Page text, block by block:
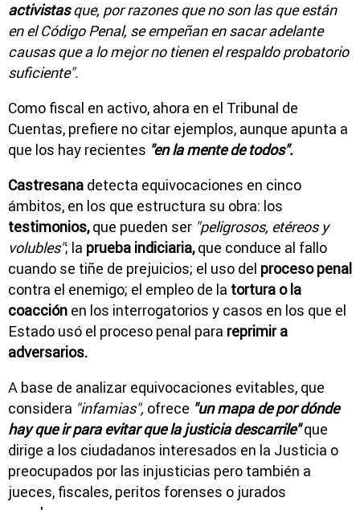
activistasque, por razones que no son las que están
en el Código Penal, se empeñan en sacar adelante
causas que a lo mejor no tienen el respaldo probatorio
suficiente".
Como fiscal en activo, ahora en el Tribunal de
Cuentas, prefiere no citar ejemplos, aunque apunta a
que los hay recientes "en la mente de todos".
Castresana detecta equivocaciones en cinco
ámbitos, en los que estructura su obra: los
testimonios,que pueden ser "peligrosos, etéreos y
volubles"; la prueba indiciaria,que conduce al fallo
cuando se tiñe de prejuicios; el uso del proceso penal
contra el enemigo; el empleo de la tortura o la
coacción en los interrogatorios y casos en los que el
Estado usó el proceso penal para reprimir a
adversarios.
A base de analizar equivocaciones evitables, que
considera "infamias", ofrece "un mapa de por dónde
hay que ir para evitar que la justicia descarrile" que
dirige a los ciudadanos interesados en la Justicia o
preocupados por las injusticias pero también a
jueces, fiscales, peritos forenses o jurados